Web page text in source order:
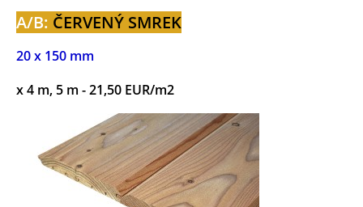
A/B: ČERVENÝ SMREK
20 x 150 mm
x 4 m, 5 m - 21,50 EUR/m2